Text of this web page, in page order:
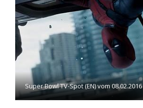
Super Bowl TV-Spot (EN) vom 08.02.2016